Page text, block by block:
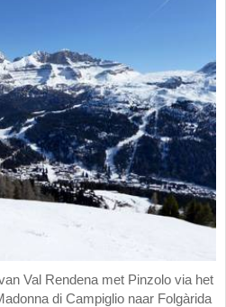
Val Rendena met Pinzolo via het
di Campiglio naar Folgàrida